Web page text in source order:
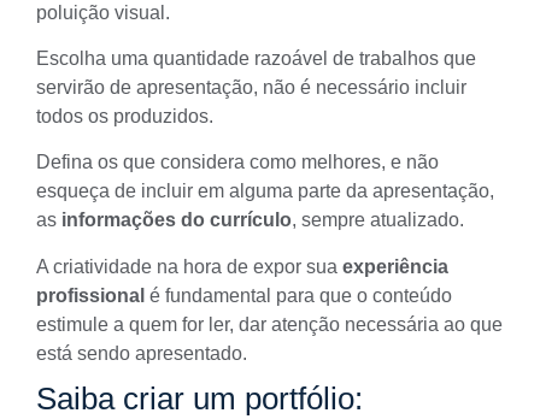
poluição visual.
Escolha uma quantidade razoável de trabalhos que
servirão de apresentação, não é necessário incluir
todos os produzidos.
Defina os que considera como melhores, e não
esqueça de incluir em alguma parte da apresentação,
as informações do currículo, sempre atualizado.
A criatividade na hora de expor sua experiência
profissional é fundamental para que o conteúdo
estimule a quem for ler, dar atenção necessária ao que
está sendo apresentado.
Saiba criar um portfólio: